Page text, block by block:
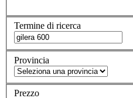
Termine di ricerca
Provincia
Prezzo